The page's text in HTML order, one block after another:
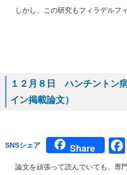
しかし、この研究もフィラデルフ
１２月８日 ハンチントン
イン掲載論文）
SNSシェア Share
論文を頑張って読んでいても、専